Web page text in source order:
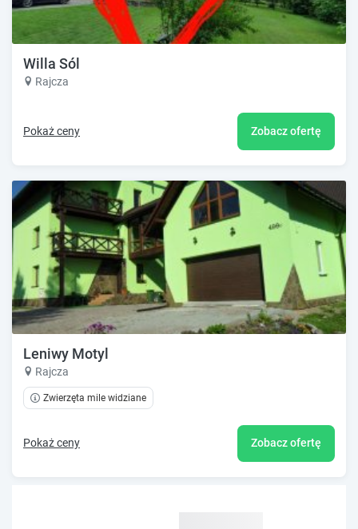
Willa Sól
Rajcza
Pokaż ceny Zobacz ofertę
Leniwy Motyl
Rajcza
Zwierzęta mile widziane
Pokaż ceny Zobacz ofertę